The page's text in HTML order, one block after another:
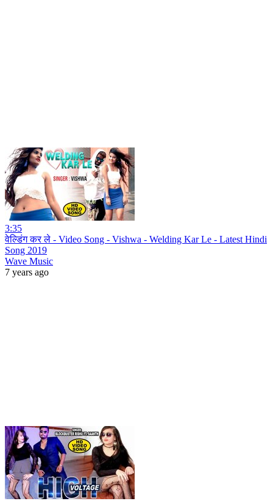
3:35
वेल्डिंग कर ले - Video Song - Vishwa - Welding Kar Le - Latest Hindi
Song 2019
Wave Music
7 years ago